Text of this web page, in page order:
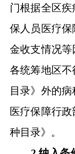
门根据全区疾
保人员医疗保
金收支情况等
各统筹地区
目录》外的
医疗保障行
种目录》。